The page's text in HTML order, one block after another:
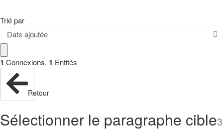
Trié par
Date ajoutée
1 Connexions, 1 Entités
Retour
Sélectionner le paragraphe cible3